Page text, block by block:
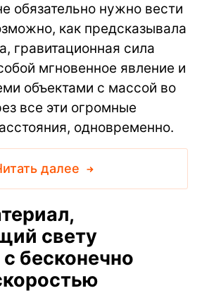
обязательно нужно вести
как предсказывала
гравитационная сила
мгновенное явление и
объектами с массой во
все эти огромные
одновременно.
далее
свету
бесконечно